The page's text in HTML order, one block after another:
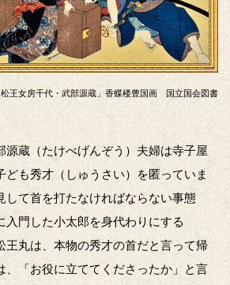
松王女房千代・武部源蔵」香蝶楼豊国画 国立国会図書
源蔵（たけべげんぞう）夫婦は寺子屋
ども秀才（しゅうさい）を匿っていま
して首を打たなければならない事態
入門した小太郎を身代わりにする
丸は、本物の秀才の首だと言って帰
、「お役に立ててくださったか」と言